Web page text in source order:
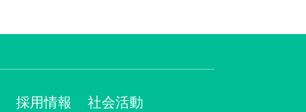
採用情報 社会活動